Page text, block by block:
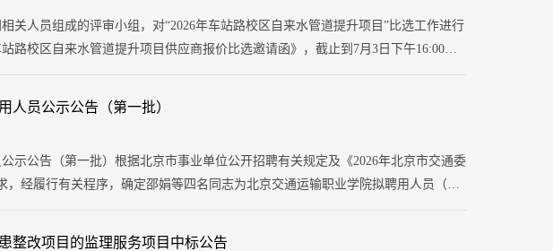
关人员组成的评审小组，对“2026年车站路校区自来水管道提升项目”比选工作进行
路校区自来水管道提升项目供应商报价比选邀请函》，截止到7月3日下午16:00，
人员公示公告（第一批）
示公告（第一批）根据北京市事业单位公开招聘有关规定及《2026年北京市交通委
，经履行有关程序，确定邵娟等四名同志为北京交通运输职业学院拟聘用人员（详
整改项目的监理服务项目中标公告